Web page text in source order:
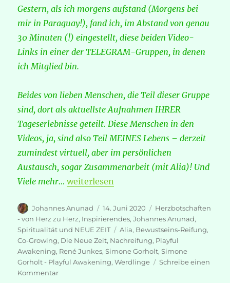
Gestern, als ich morgens aufstand (Morgens bei
mir in Paraguay!), fand ich, im Abstand von genau
30 Minuten (!) eingestellt, diese beiden Video-
Links in einer der TELEGRAM-Gruppen, in denen
ich Mitglied bin.
Beides von lieben Menschen, die Teil dieser Gruppe
sind, dort als aktuellste Aufnahmen IHRER
Tageserlebnisse geteilt. Diese Menschen in den
Videos, ja, sind also Teil MEINES Lebens – derzeit
zumindest virtuell, aber im persönlichen
Austausch, sogar Zusammenarbeit (mit Alia)! Und
Viele mehr… „…Es ist alles eine Frage der
weiterlesen
Autor
Johannes Anunad
Veröffentlicht
am
14. Juni 2020 Kategorien
Herzbotschaften
- von Herz zu Herz, Inspirierendes,Johannes Anunad,
Spiritualität und NEUE ZEIT
Schlagwörter
Alia, Bewustseins-Reifung,
Co-Growing, Die Neue Zeit, Nachreifung, Playful
Awakening, René Junkes,Simone Gorholt,Simone
Gorholt - Playful Awakening,Werdlinge
Schreibe einen
Kommentarzu